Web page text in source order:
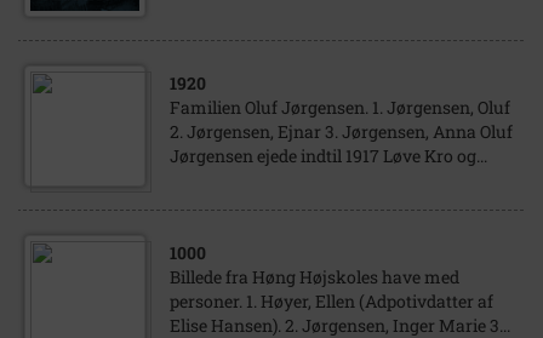
1920
Familien Oluf Jørgensen. 1. Jørgensen, Oluf
2. Jørgensen, Ejnar 3. Jørgensen, Anna Oluf
Jørgensen ejede indtil 1917 Løve Kro og...
1000
Billede fra Høng Højskoles have med
personer. 1. Høyer, Ellen (Adpotivdatter af
Elise Hansen). 2. Jørgensen, Inger Marie 3...